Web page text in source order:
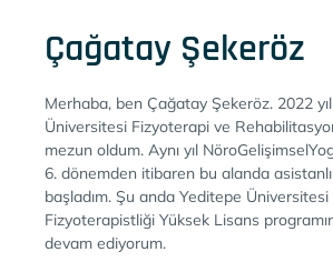
Çağatay Şekeröz
Merhaba, ben Çağatay Şekeröz. 2022
Üniversitesi Fizyoterapi ve
mezun oldum. Aynı yıl
6. dönemden itibaren bu alanda
başladım. Şu anda Yeditepe
Fizyoterapistliği Yüksek Lisans
devam ediyorum.